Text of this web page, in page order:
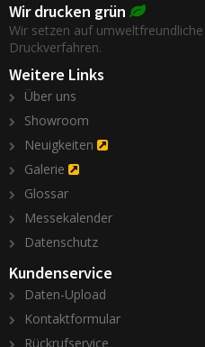
Wir drucken grün
Wir setzen auf
Druckverfahren.
Weitere Links
Über uns
Showroom
Neuigkeiten
Galerie
Glossar
Messekalender
Datenschutz
Kundenservice
Daten-Upload
Kontaktformular
Rückrufservice